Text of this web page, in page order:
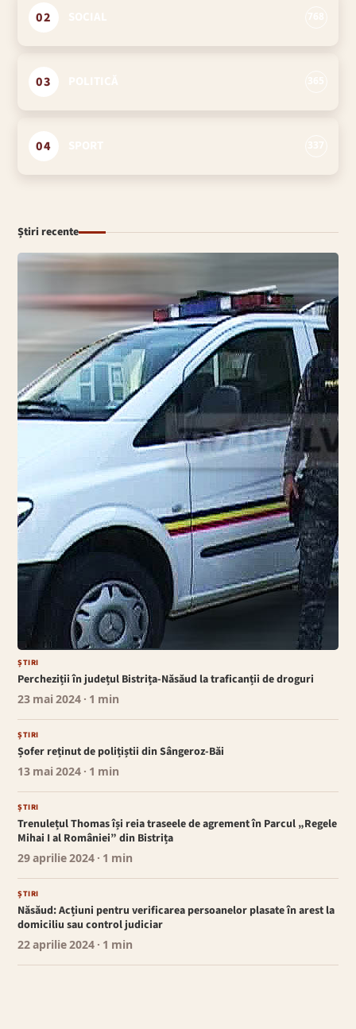
02
03
04
Știri recente
ȘTIRI
Percheziții în județul Bistrița-Năsăud la traficanții de droguri
23 mai 2024 · 1 min
ȘTIRI
Șofer reținut de polițiștii din Sângeroz-Băi
13 mai 2024 · 1 min
ȘTIRI
Trenulețul Thomas își reia traseele de agrement în Parcul „Regele
Mihai I al României” din Bistrița
29 aprilie 2024 · 1 min
ȘTIRI
Năsăud: Acțiuni pentru verificarea persoanelor plasate în arest la
domiciliu sau control judiciar
22 aprilie 2024 · 1 min